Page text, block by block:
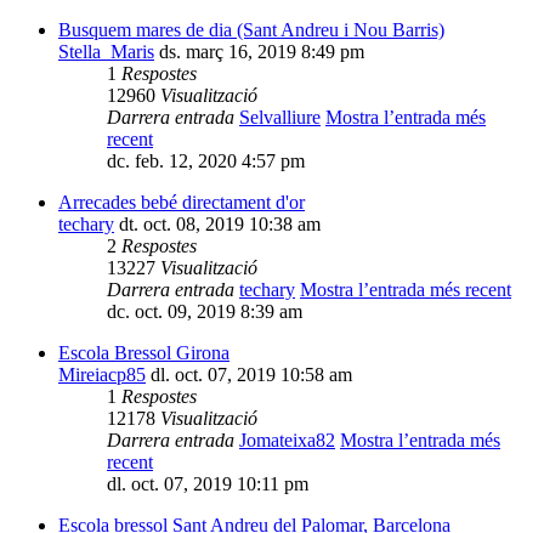
Busquem mares de dia (Sant Andreu i Nou Barris)
Stella_Maris ds. març 16, 2019 8:49 pm
1 Respostes
12960 Visualització
Darrera entrada Selvalliure Mostra l’entrada més
recent
dc. feb. 12, 2020 4:57 pm
Arrecades bebé directament d'or
techary dt. oct. 08, 2019 10:38 am
2 Respostes
13227 Visualització
Darrera entrada techary Mostra l’entrada més recent
dc. oct. 09, 2019 8:39 am
Escola Bressol Girona
Mireiacp85 dl. oct. 07, 2019 10:58 am
1 Respostes
12178 Visualització
Darrera entrada Jomateixa82 Mostra l’entrada més
recent
dl. oct. 07, 2019 10:11 pm
Escola bressol Sant Andreu del Palomar, Barcelona